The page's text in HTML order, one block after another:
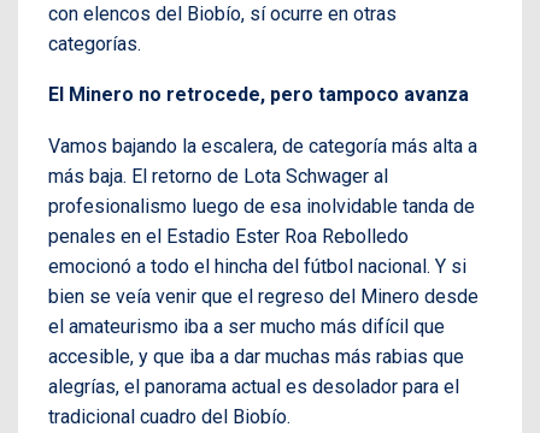
con elencos del Biobío, sí ocurre en otras
categorías.
El Minero no retrocede, pero tampoco avanza
Vamos bajando la escalera, de categoría más alta a
más baja. El retorno de Lota Schwager al
profesionalismo luego de esa inolvidable tanda de
penales en el Estadio Ester Roa Rebolledo
emocionó a todo el hincha del fútbol nacional. Y si
bien se veía venir que el regreso del Minero desde
el amateurismo iba a ser mucho más difícil que
accesible, y que iba a dar muchas más rabias que
alegrías, el panorama actual es desolador para el
tradicional cuadro del Biobío.